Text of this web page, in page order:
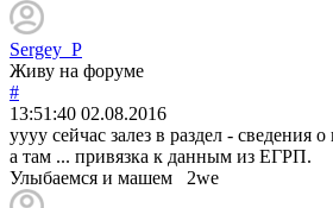
Sergey_P
Живу на форуме
#
13:51:40 02.08.2016
уууу сейчас залез в раздел - сведения
а там ... привязка к данным из ЕГРП.
Улыбаемся и машем 2we